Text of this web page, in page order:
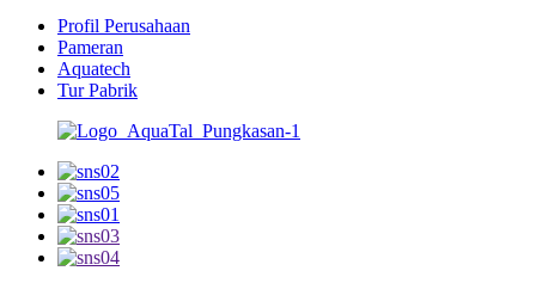
Profil Perusahaan
Pameran
Aquatech
Tur Pabrik